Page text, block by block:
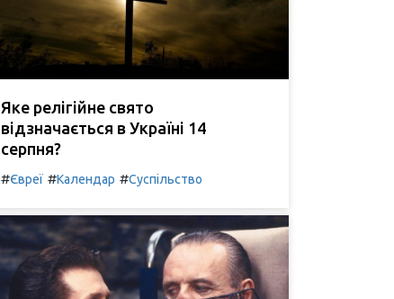
Яке релігійне свято
відзначається в Україні 14
серпня?
#Євреї #Календар #Суспільство